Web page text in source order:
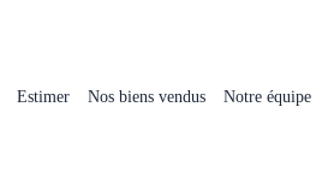
Estimer Nos biens vendus Notre équipe